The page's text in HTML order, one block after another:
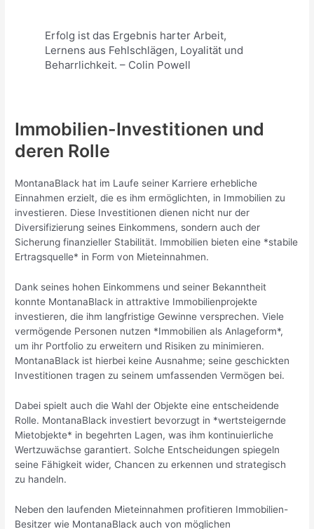
Erfolg ist das Ergebnis harter Arbeit,
Lernens aus Fehlschlägen, Loyalität und
Beharrlichkeit. – Colin Powell
Immobilien-Investitionen und
deren Rolle
MontanaBlack hat im Laufe seiner Karriere erhebliche
Einnahmen erzielt, die es ihm ermöglichten, in Immobilien zu
investieren. Diese Investitionen dienen nicht nur der
Diversifizierung seines Einkommens, sondern auch der
Sicherung finanzieller Stabilität. Immobilien bieten eine *stabile
Ertragsquelle* in Form von Mieteinnahmen.
Dank seines hohen Einkommens und seiner Bekanntheit
konnte MontanaBlack in attraktive Immobilienprojekte
investieren, die ihm langfristige Gewinne versprechen. Viele
vermögende Personen nutzen *Immobilien als Anlageform*,
um ihr Portfolio zu erweitern und Risiken zu minimieren.
MontanaBlack ist hierbei keine Ausnahme; seine geschickten
Investitionen tragen zu seinem umfassenden Vermögen bei.
Dabei spielt auch die Wahl der Objekte eine entscheidende
Rolle. MontanaBlack investiert bevorzugt in *wertsteigernde
Mietobjekte* in begehrten Lagen, was ihm kontinuierliche
Wertzuwächse garantiert. Solche Entscheidungen spiegeln
seine Fähigkeit wider, Chancen zu erkennen und strategisch
zu handeln.
Neben den laufenden Mieteinnahmen profitieren Immobilien-
Besitzer wie MontanaBlack auch von möglichen